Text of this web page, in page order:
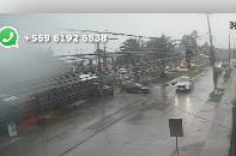
VIVO
TENDENCIAS